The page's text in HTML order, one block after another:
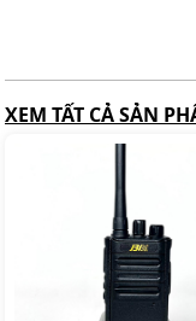
XEM TẤT CẢ SẢN